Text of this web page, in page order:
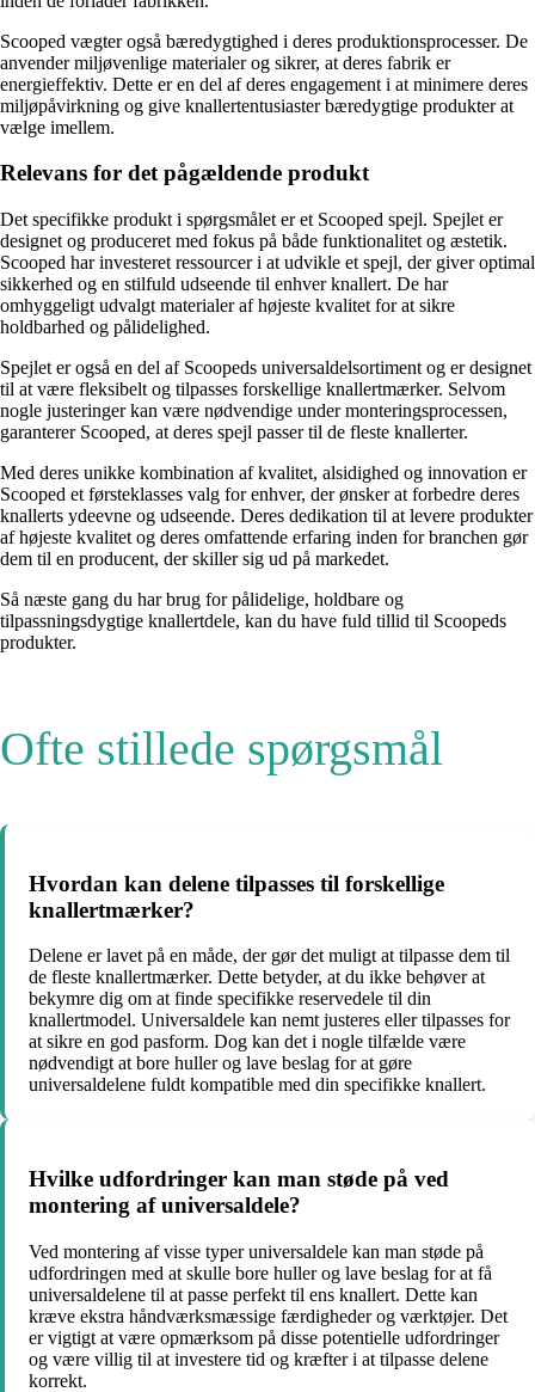
Scooped vægter også bæredygtighed i deres produktionsprocesser. De
anvender miljøvenlige materialer og sikrer, at deres fabrik er
energieffektiv. Dette er en del af deres engagement i at minimere deres
miljøpåvirkning og give knallertentusiaster bæredygtige produkter at
vælge imellem.
Relevans for det pågældende produkt
Det specifikke produkt i spørgsmålet er et Scooped spejl. Spejlet er
designet og produceret med fokus på både funktionalitet og æstetik.
Scooped har investeret ressourcer i at udvikle et spejl, der giver optimal
sikkerhed og en stilfuld udseende til enhver knallert. De har
omhyggeligt udvalgt materialer af højeste kvalitet for at sikre
holdbarhed og pålidelighed.
Spejlet er også en del af Scoopeds universaldelsortiment og er designet
til at være fleksibelt og tilpasses forskellige knallertmærker. Selvom
nogle justeringer kan være nødvendige under monteringsprocessen,
garanterer Scooped, at deres spejl passer til de fleste knallerter.
Med deres unikke kombination af kvalitet, alsidighed og innovation er
Scooped et førsteklasses valg for enhver, der ønsker at forbedre deres
knallerts ydeevne og udseende. Deres dedikation til at levere produkter
af højeste kvalitet og deres omfattende erfaring inden for branchen gør
dem til en producent, der skiller sig ud på markedet.
Så næste gang du har brug for pålidelige, holdbare og
tilpassningsdygtige knallertdele, kan du have fuld tillid til Scoopeds
produkter.
Ofte stillede spørgsmål
Hvordan kan delene tilpasses til forskellige
knallertmærker?
Delene er lavet på en måde, der gør det muligt at tilpasse dem til
de fleste knallertmærker. Dette betyder, at du ikke behøver at
bekymre dig om at finde specifikke reservedele til din
knallertmodel. Universaldele kan nemt justeres eller tilpasses for
at sikre en god pasform. Dog kan det i nogle tilfælde være
nødvendigt at bore huller og lave beslag for at gøre
universaldelene fuldt kompatible med din specifikke knallert.
Hvilke udfordringer kan man støde på ved
montering af universaldele?
Ved montering af visse typer universaldele kan man støde på
udfordringen med at skulle bore huller og lave beslag for at få
universaldelene til at passe perfekt til ens knallert. Dette kan
kræve ekstra håndværksmæssige færdigheder og værktøjer. Det
er vigtigt at være opmærksom på disse potentielle udfordringer
og være villig til at investere tid og kræfter i at tilpasse delene
korrekt.